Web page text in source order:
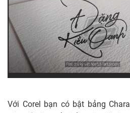
Với Corel bạn có bật bảng